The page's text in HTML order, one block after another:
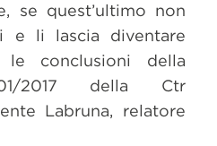
se quest’ultimo non
e li lascia diventare
le conclusioni della
01/2017 della Ctr
Labruna, relatore